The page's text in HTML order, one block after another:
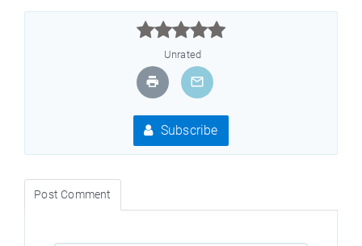



Unrated
Subscribe
Post Comment